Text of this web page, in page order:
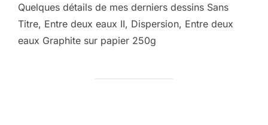
Quelques détails de mes derniers dessins Sans
Titre, Entre deux eaux II, Dispersion, Entre deux
eaux Graphite sur papier 250g